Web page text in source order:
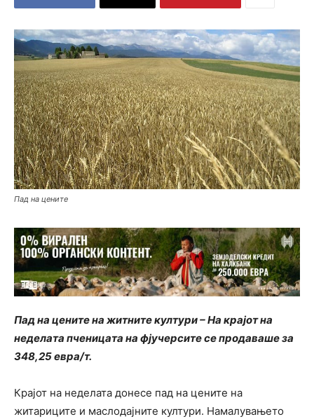
Пад на цените
Пад на цените на житните култури – На крајот на
неделата пченицата на фјучерсите се продаваше за
348,25 евра/т.
Крајот на неделата донесе пад на цените на
житариците и маслодајните култури. Намалувањето